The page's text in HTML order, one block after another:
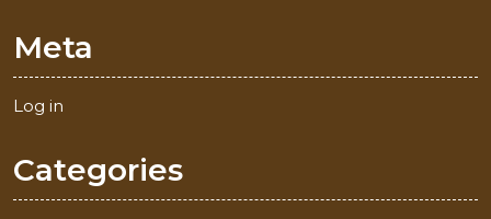
Meta
Log in
Categories